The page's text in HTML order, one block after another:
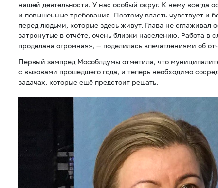
нашей деятельности. У нас особый округ. К нему всегда
и повышенные требования. Поэтому власть чувствует и
перед людьми, которые здесь живут. Глава не сглаживал
затронутые в отчёте, очень близки населению. Работа в
проделана огромная», — поделилась впечатлениями об
Первый зампред Мособлдумы отметила, что
с вызовами прошедшего года, и теперь необходимо
задачах, которые ещё предстоит решать.